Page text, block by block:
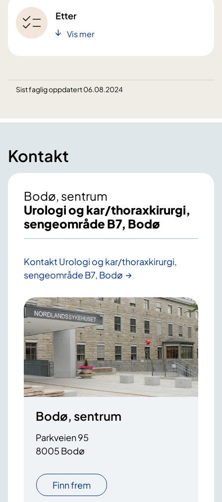
Etter
Vis mer
Sist faglig oppdatert 06.08.2024
Kontakt
Bodø, sentrum
Urologi og kar/thoraxkirurgi,
sengeområde B7, Bodø
Kontakt Urologi og kar/thoraxkirurgi,
sengeområde B7, Bodø
Bodø, sentrum
Parkveien 95
8005 Bodø
Finn frem